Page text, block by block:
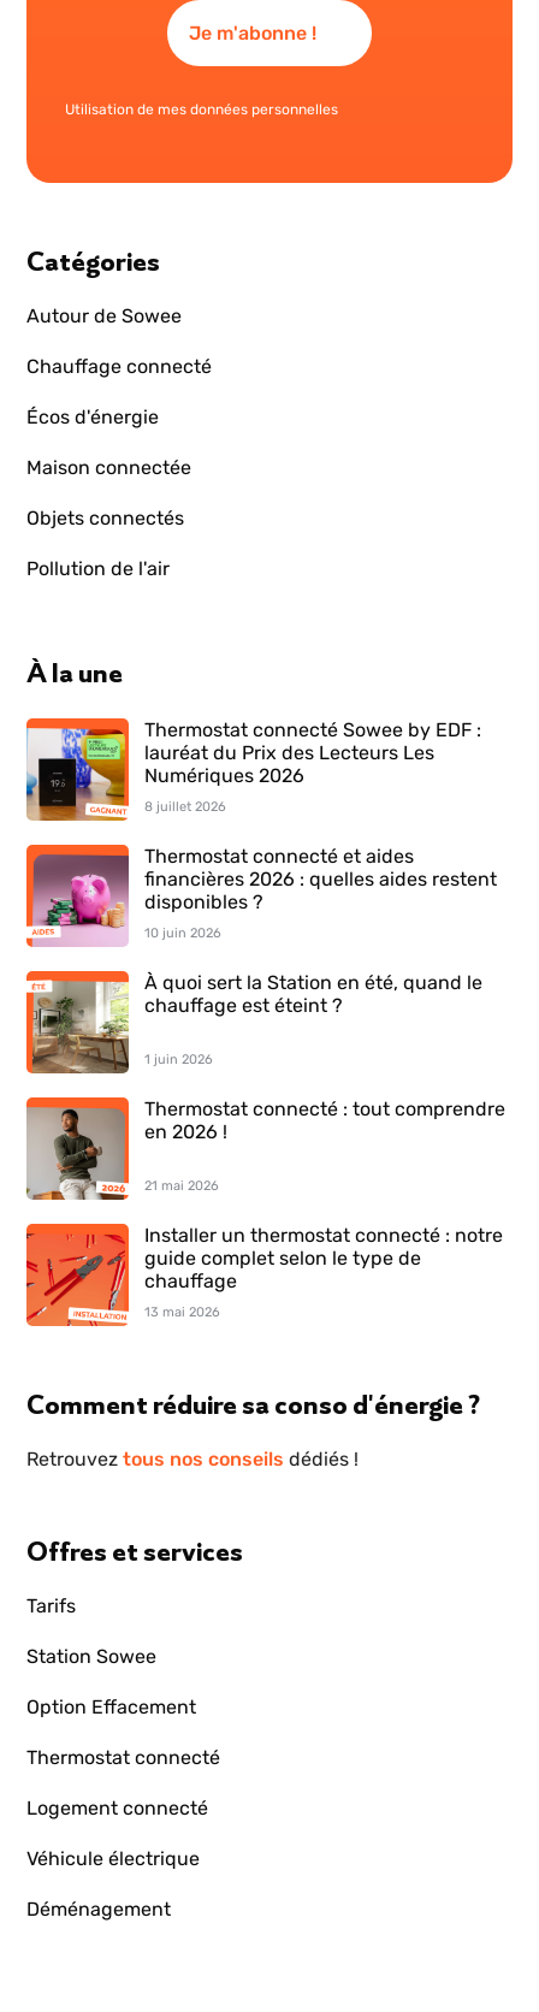
Utilisation de mes données personnelles
Catégories
Autour de Sowee
Chauffage connecté
Écos d'énergie
Maison connectée
Objets connectés
Pollution de l'air
À la une
Thermostat connecté Sowee by EDF :
lauréat du Prix des Lecteurs Les
Numériques 2026
8 juillet 2026
Thermostat connecté et aides
financières 2026 : quelles aides restent
disponibles ?
10 juin 2026
À quoi sert la Station en été, quand le
chauffage est éteint ?
1 juin 2026
Thermostat connecté : tout comprendre
en 2026 !
21 mai 2026
Installer un thermostat connecté : notre
guide complet selon le type de
chauffage
13 mai 2026
Comment réduire sa conso d'énergie ?
Retrouveztous nos conseils dédiés !
Offres et services
Tarifs
Station Sowee
Option Effacement
Thermostat connecté
Logement connecté
Véhicule électrique
Déménagement